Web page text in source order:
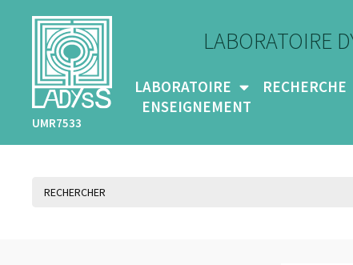
UMR7533
LABORATOIRE
LABORATOIRE RECHERCHE
ENSEIGNEMENT